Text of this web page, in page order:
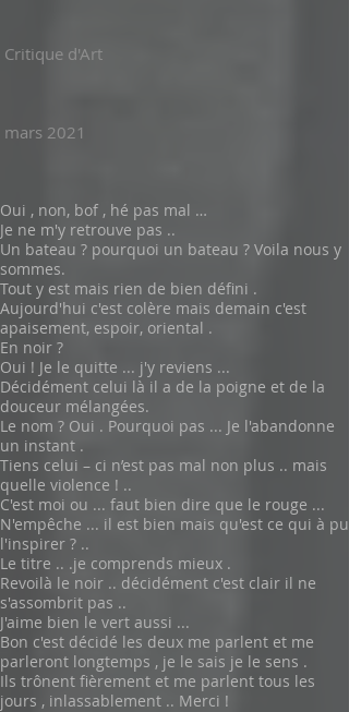
Critique d'Art
mars 2021
Oui , non, bof , hé pas mal …
Je ne m'y retrouve pas ..
Un bateau ? pourquoi un bateau ? Voila nous y
sommes.
Tout y est mais rien de bien défini .
Aujourd'hui c'est colère mais demain c'est
apaisement, espoir, oriental .
En noir ?
Oui ! Je le quitte ... j'y reviens ...
Décidément celui là il a de la poigne et de la
douceur mélangées.
Le nom ? Oui . Pourquoi pas ... Je l'abandonne
un instant .
Tiens celui – ci n’est pas mal non plus .. mais
quelle violence ! ..
C'est moi ou ... faut bien dire que le rouge ...
N'empêche ... il est bien mais qu'est ce qui à pu
l'inspirer ? ..
Le titre .. .je comprends mieux .
Revoilà le noir .. décidément c'est clair il ne
s'assombrit pas ..
J'aime bien le vert aussi ...
Bon c'est décidé les deux me parlent et me
parleront longtemps , je le sais je le sens .
Ils trônent fièrement et me parlent tous les
jours , inlassablement .. Merci !